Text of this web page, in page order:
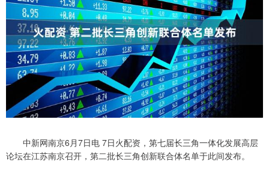
中新网南京6月7日电 7日火配资，第七届长三角一体化发展高层
论坛在江苏南京召开，第二批长三角创新联合体名单于此间发布。